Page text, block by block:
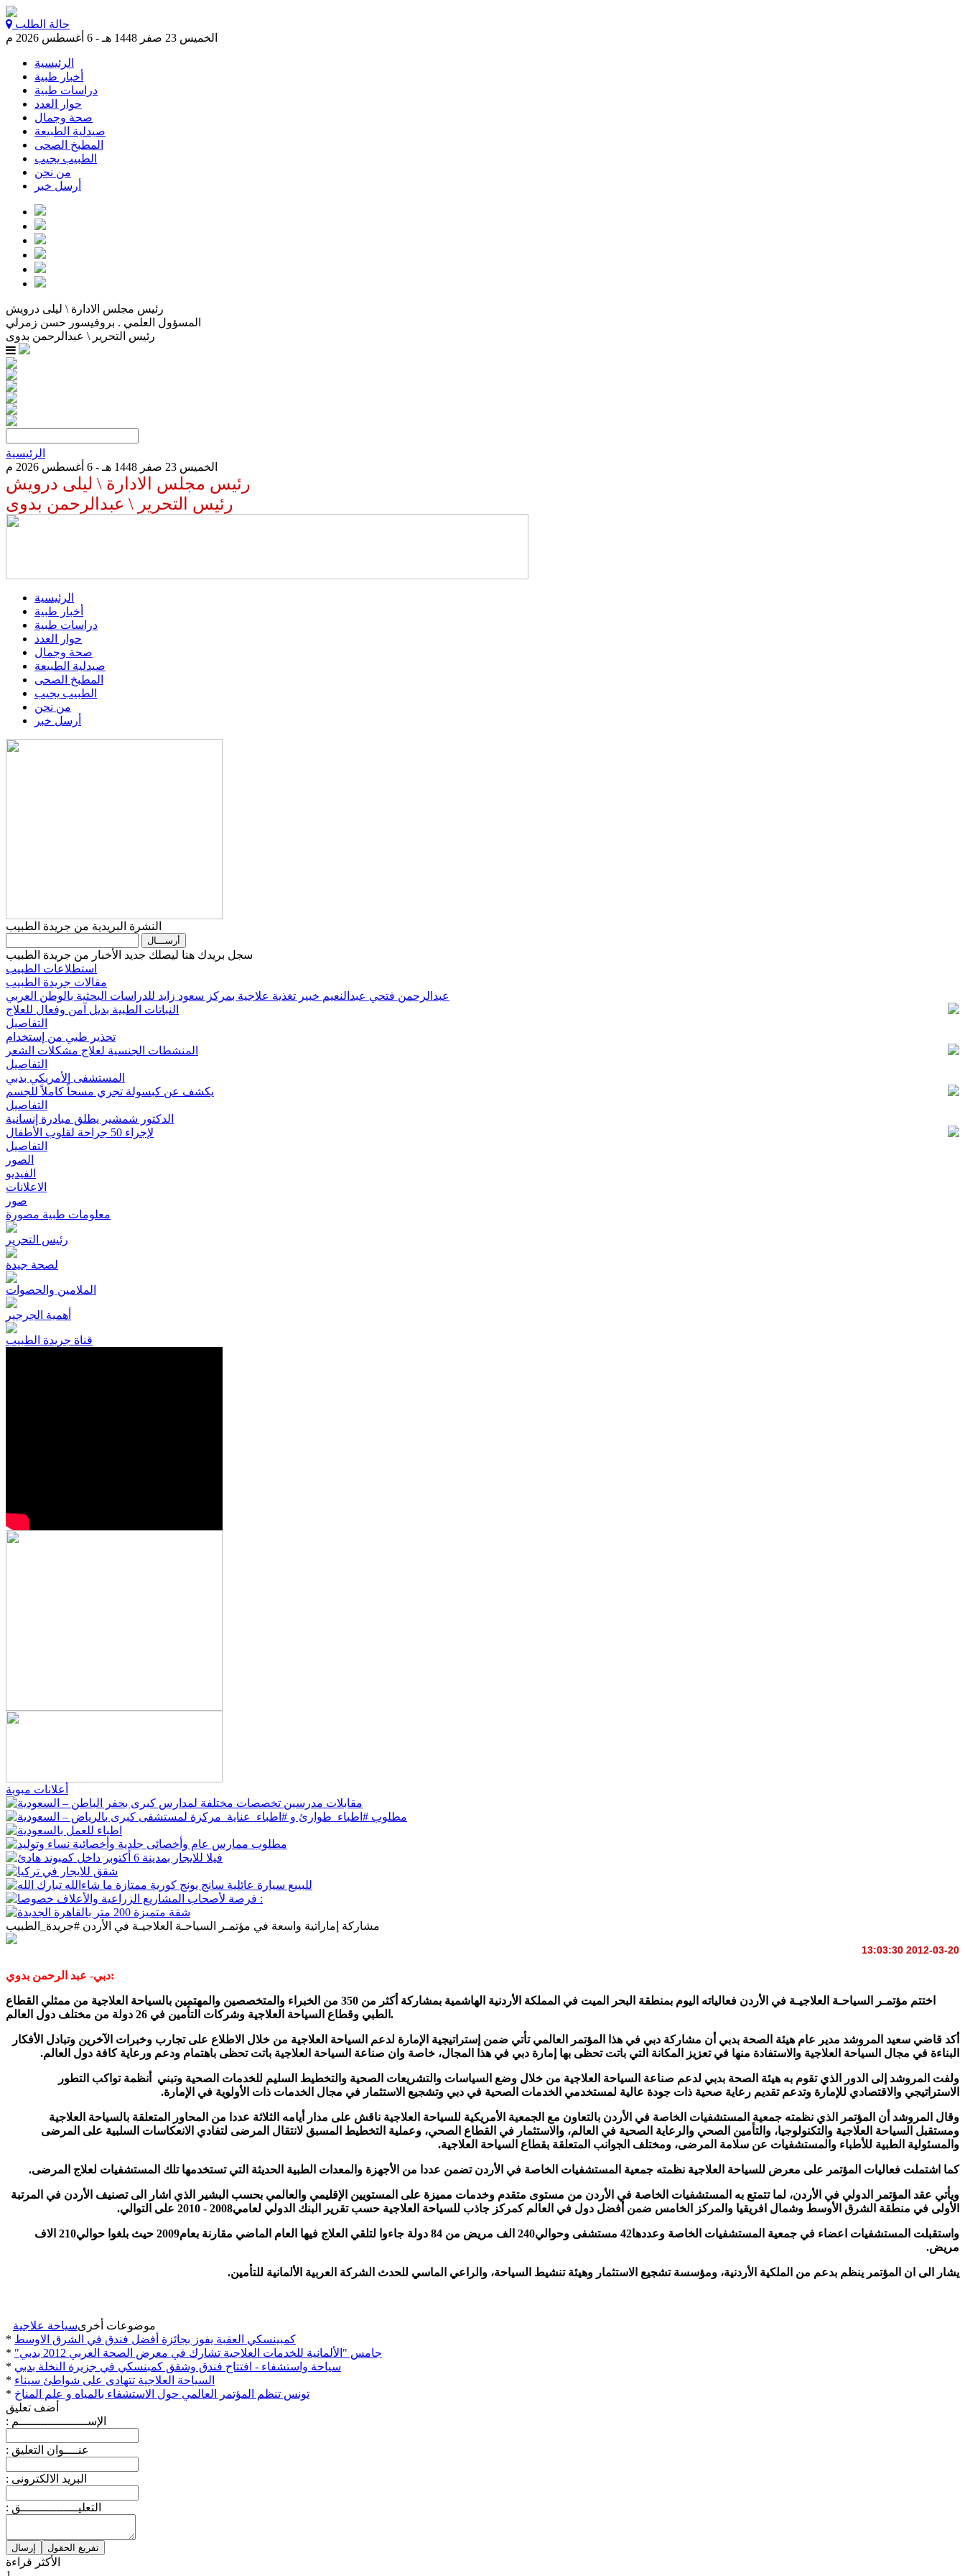
حالة الطلب
الخميس 23 صفر 1448 هـ - 6 أغسطس 2026 م
الرئيسية
أخبار طبية
دراسات طبية
حوار العدد
صحة وجمال
صيدلية الطبيعة
المطبخ الصحى
الطبيب يجيب
من نحن
أرسل خبر
رئيس مجلس الادارة \ ليلى درويش
المسؤول العلمي . بروفيسور حسن زمرلي
رئيس التحرير \ عبدالرحمن بدوى
الرئيسية
الخميس 23 صفر 1448 هـ - 6 أغسطس 2026 م
رئيس مجلس الادارة \ ليلى درويش
رئيس التحرير \ عبدالرحمن بدوى
الرئيسية
أخبار طبية
دراسات طبية
حوار العدد
صحة وجمال
صيدلية الطبيعة
المطبخ الصحى
الطبيب يجيب
من نحن
أرسل خبر
النشرة البريدية من جريدة الطبيب
سجل بريدك هنا ليصلك جديد الأخبار من جريدة الطبيب
استطلاعات الطبيب
مقالات جريدة الطبيب
عبدالرحمن فتحي عبدالنعيم خبير تغذية علاجية بمركز سعود زايد للدراسات البحثية بالوطن العربي
النباتات الطبية بديل آمن وفعال للعلاج
التفاصيل
تحذير طبي من إستخدام
المنشطات الجنسية لعلاج مشكلات الشعر
التفاصيل
المستشفى الأمريكي بدبي
يكشف عن كبسولة تجري مسحاً كاملاً للجسم
التفاصيل
الدكتور شمشير يطلق مبادرة إنسانية
لإجراء 50 جراحة لقلوب الأطفال
التفاصيل
الصور
الفيديو
الاعلانات
صور
معلومات طبية مصورة
رئيس التحرير
لصحة جيدة
الملامين والحصوات
أهمية الجرجير
قناة جريدة الطبيب
أعلانات مبوبة
مشاركة إماراتية واسعة في مؤتمـر السياحـة العلاجيـة في الأردن #جريدة_الطبيب
2012-03-20 13:03:30
دبي- عبد الرحمن بدوي:
اختتم مؤتمـر السياحـة العلاجيـة في الأردن فعالياته اليوم بمنطقة البحر الميت في المملكة الأردنية الهاشمية بمشاركة أكثر من 350 من الخبراء والمتخصصين والمهتمين بالسياحة العلاجية من ممثلي القطاع
الطبي وقطاع السياحة العلاجية وشركات التأمين في 26 دولة من مختلف دول العالم.
أكد قاضي سعيد المروشد مدير عام هيئة الصحة بدبي أن مشاركة دبي في هذا المؤتمر العالمي تأتي ضمن إستراتيجية الإمارة لدعم السياحة العلاجية من خلال الاطلاع على تجارب وخبرات الآخرين وتبادل الأفكار
البناءة في مجال السياحة العلاجية والاستفادة منها في تعزيز المكانة التي باتت تحظى بها إمارة دبي في هذا المجال، خاصة وان صناعة السياحة العلاجية باتت تحظى باهتمام ودعم ورعاية كافة دول العالم.
ولفت المروشد إلى الدور الذي تقوم به هيئة الصحة بدبي لدعم صناعة السياحة العلاجية من خلال وضع السياسات والتشريعات الصحية والتخطيط السليم للخدمات الصحية وتبني أنظمة تواكب التطور
الاستراتيجي والاقتصادي للإمارة وتدعم تقديم رعاية صحية ذات جودة عالية لمستخدمي الخدمات الصحية في دبي وتشجيع الاستثمار في مجال الخدمات ذات الأولوية في الإمارة.
وقال المروشد أن المؤتمر الذي نظمته جمعية المستشفيات الخاصة في الأردن بالتعاون مع الجمعية الأمريكية للسياحة العلاجية ناقش على مدار أيامه الثلاثة عددا من المحاور المتعلقة بالسياحة العلاجية
ومستقبل السياحة العلاجية والتكنولوجيا، والتأمين الصحي والرعاية الصحية في العالم، والاستثمار في القطاع الصحي، وعملية التخطيط المسبق لانتقال المرضى لتفادي الانعكاسات السلبية على المرضى
والمسئولية الطبية للأطباء والمستشفيات عن سلامة المرضى، ومختلف الجوانب المتعلقة بقطاع السياحة العلاجية.
كما اشتملت فعاليات المؤتمر على معرض للسياحة العلاجية نظمته جمعية المستشفيات الخاصة في الأردن تضمن عددا من الأجهزة والمعدات الطبية الحديثة التي تستخدمها تلك المستشفيات لعلاج المرضى.
ويأتي عقد المؤتمر الدولي في الأردن، لما تتمتع به المستشفيات الخاصة في الأردن من مستوى متقدم وخدمات مميزة على المستويين الإقليمي والعالمي بحسب البشير الذي اشار الى تصنيف الأردن في المرتبة
الأولى في منطقة الشرق الأوسط وشمال افريقيا والمركز الخامس ضمن أفضل دول في العالم كمركز جاذب للسياحة العلاجية حسب تقرير البنك الدولي لعامي2008 - 2010 على التوالي.
واستقبلت المستشفيات اعضاء في جمعية المستشفيات الخاصة وعددها42 مستشفى وحوالي240 الف مريض من 84 دولة جاءوا لتلقي العلاج فيها العام الماضي مقارنة بعام2009 حيث بلغوا حوالي210 الاف
مريض.
يشار الى ان المؤتمر ينظم بدعم من الملكية الأردنية، ومؤسسة تشجيع الاستثمار وهيئة تنشيط السياحة، والراعي الماسي للحدث الشركة العربية الألمانية للتأمين.
موضوعات أخرىسياحة علاجية
* كمبينسكي العقبة يفوز بجائزة أفضل فندق في الشرق الاوسط
*
"جامس "الألمانية للخدمات العلاجية تشارك في معرض الصحة العربي 2012 بدبي
* سياحة واستشفاء - افتتاح فندق وشقق كمبنسكي في جزيرة النخلة بدبي
* السياحة العلاجية تتهادى على شواطئ سيناء
* تونس تنظم المؤتمر العالمي حول الاستشفاء بالمياه و علم المناخ
أضف تعليق
: الإســـــــــــــــــــم
: عنــــوان التعليق
: البريد الالكترونى
: التعليــــــــــــــــق
الأكثر قراءة